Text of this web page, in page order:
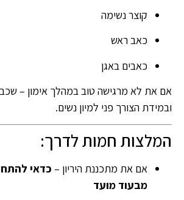
קוצר נשימה
כאב ראש
כאבים באגן
אם את לא מרגישה טוב במהלך אימון –
ובמידת הצורך פני למיון נשים.
המלצות חמות לדרך:
אם את מתכננת היריון – כדאי
מבעוד מועד